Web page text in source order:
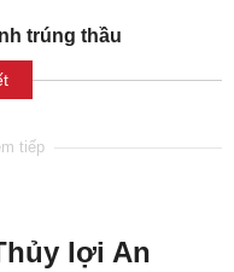
trúng thầu
lợi An